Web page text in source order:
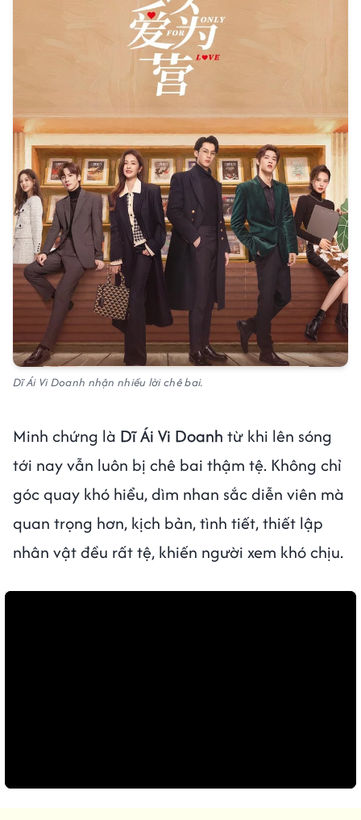
Dĩ Ái Vi Doanh nhận nhiều lời chê bai.
Minh chứng là Dĩ Ái Vi Doanh từ khi lên sóng
tới nay vẫn luôn bị chê bai thậm tệ. Không chỉ
góc quay khó hiểu, dìm nhan sắc diễn viên mà
quan trọng hơn, kịch bản, tình tiết, thiết lập
nhân vật đều rất tệ, khiến người xem khó chịu.